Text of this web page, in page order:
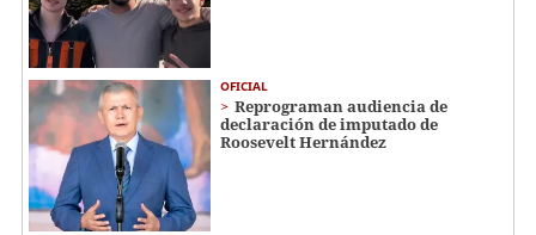
OFICIAL
Reprograman audiencia de
declaración de imputado de
Roosevelt Hernández